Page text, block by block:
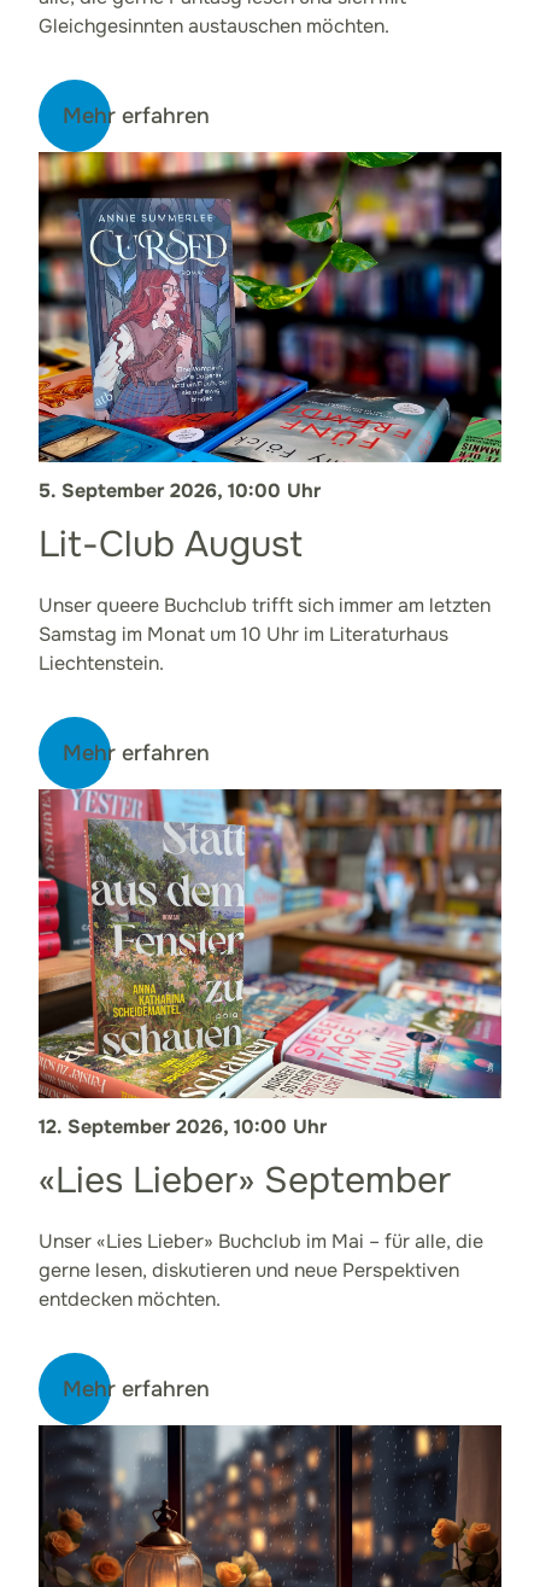
Gleichgesinnten austauschen möchten.
Mehr erfahren
5. September 2026, 10:00 Uhr
Lit-Club August
Unser queere Buchclub trifft sich immer am letzten
Samstag im Monat um 10 Uhr im Literaturhaus
Liechtenstein.
Mehr erfahren
12. September 2026, 10:00 Uhr
«Lies Lieber» September
Unser «Lies Lieber» Buchclub im Mai – für alle, die
gerne lesen, diskutieren und neue Perspektiven
entdecken möchten.
Mehr erfahren